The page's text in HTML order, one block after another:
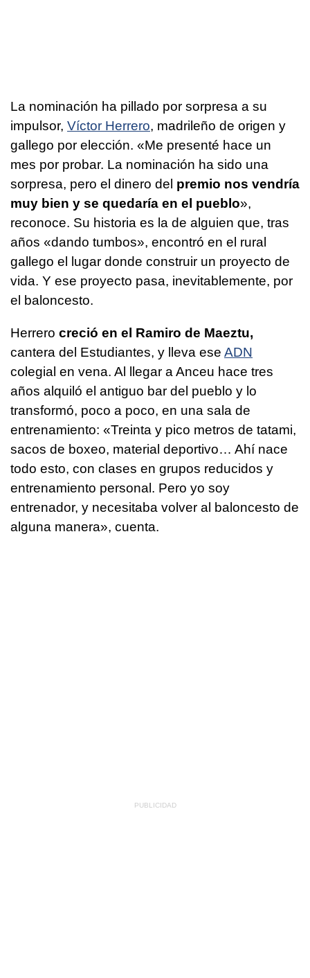
La nominación ha pillado por sorpresa a su
impulsor, Víctor Herrero, madrileño de origen y
gallego por elección. «Me presenté hace un
mes por probar. La nominación ha sido una
sorpresa, pero el dinero del premio nos vendría
muy bien y se quedaría en el pueblo»,
reconoce. Su historia es la de alguien que, tras
años «dando tumbos», encontró en el rural
gallego el lugar donde construir un proyecto de
vida. Y ese proyecto pasa, inevitablemente, por
el baloncesto.
Herrero creció en el Ramiro de Maeztu,
cantera del Estudiantes, y lleva ese ADN
colegial en vena. Al llegar a Anceu hace tres
años alquiló el antiguo bar del pueblo y lo
transformó, poco a poco, en una sala de
entrenamiento: «Treinta y pico metros de tatami,
sacos de boxeo, material deportivo… Ahí nace
todo esto, con clases en grupos reducidos y
entrenamiento personal. Pero yo soy
entrenador, y necesitaba volver al baloncesto de
alguna manera», cuenta.